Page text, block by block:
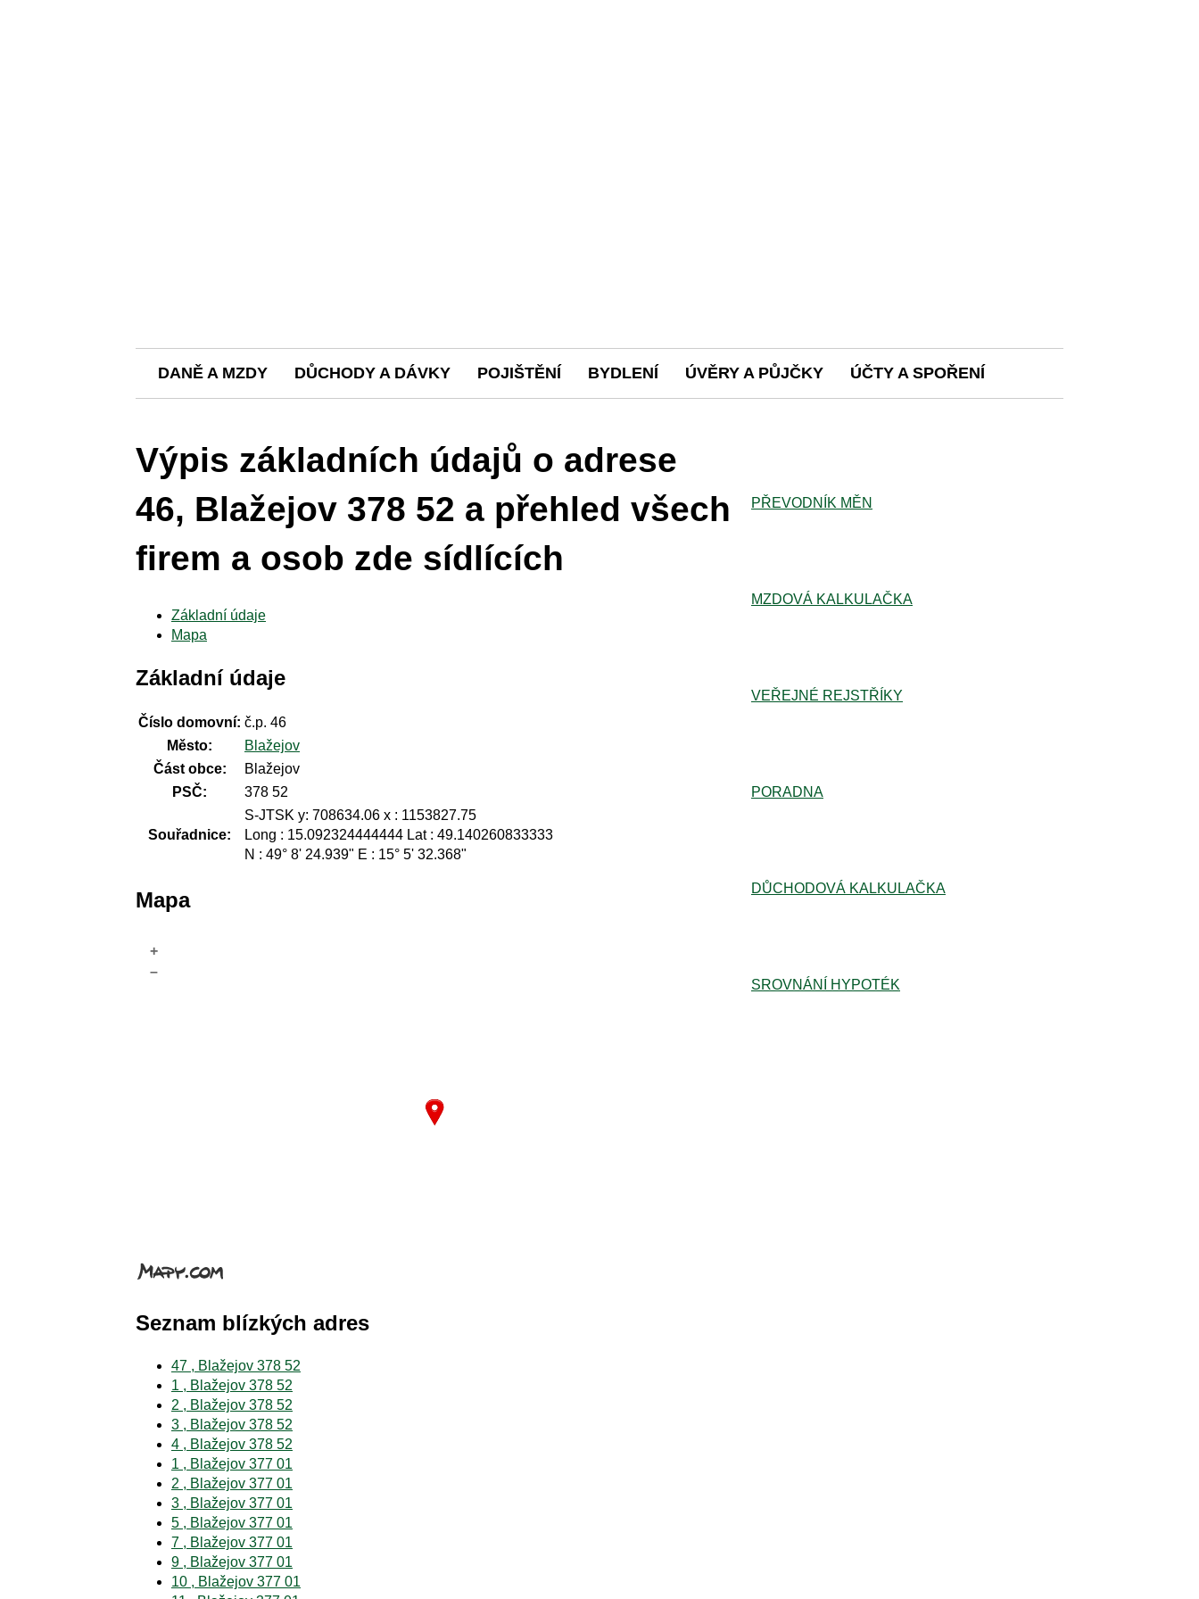
DANĚ A MZDY DŮCHODY A DÁVKY POJIŠTĚNÍ BYDLENÍ ÚVĚRY A PŮJČKY ÚČTY A SPOŘENÍ
Výpis základních údajů o adrese
46, Blažejov 378 52 a přehled všech
firem a osob zde sídlících
Základní údaje
Mapa
Základní údaje
Číslo domovní: č.p. 46
Město:
Blažejov
Část obce:
Blažejov
PSČ:
378 52
Souřadnice:
S-JTSK y: 708634.06 x : 1153827.75
Long : 15.092324444444 Lat : 49.140260833333
N : 49° 8' 24.939" E : 15° 5' 32.368"
Mapa
+
–
Seznam blízkých adres
47 , Blažejov 378 52
1 , Blažejov 378 52
2 , Blažejov 378 52
3 , Blažejov 378 52
4 , Blažejov 378 52
1 , Blažejov 377 01
2 , Blažejov 377 01
3 , Blažejov 377 01
5 , Blažejov 377 01
7 , Blažejov 377 01
9 , Blažejov 377 01
10 , Blažejov 377 01
PŘEVODNÍK MĚN
MZDOVÁ KALKULAČKA
VEŘEJNÉ REJSTŘÍKY
PORADNA
DŮCHODOVÁ KALKULAČKA
SROVNÁNÍ HYPOTÉK